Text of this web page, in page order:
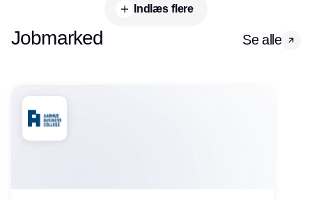
Indlæs flere
Jobmarked Se alle